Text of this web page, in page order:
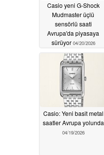
Casio yeni G-Shock
Mudmaster üçlü
sensörlü saati
Avrupa'da piyasaya
sürüyor 04/20/2026
Casio: Yeni basit metal
saatler Avrupa yolunda
04/19/2026